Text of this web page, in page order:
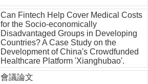
Can Fintech Help Cover Medical Costs
for the Socio-economically
Disadvantaged Groups in Developing
Countries? A Case Study on the
Development of China's Crowdfunded
Healthcare Platform 'Xianghubao'.
會議論文